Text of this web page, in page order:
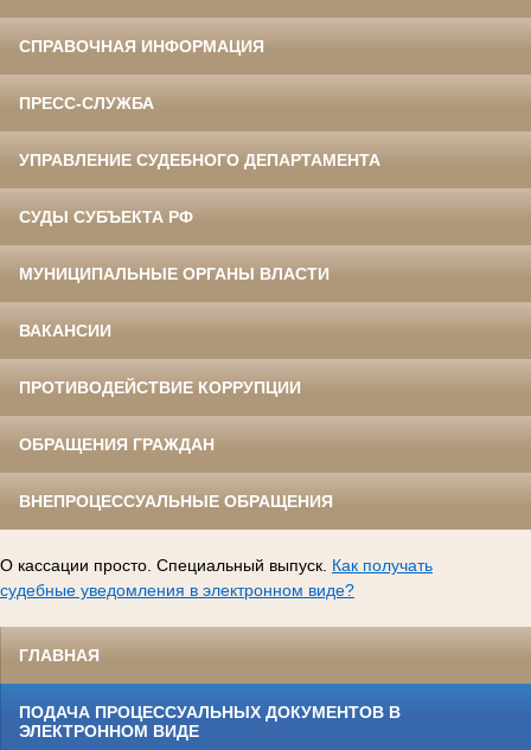
СПРАВОЧНАЯ ИНФОРМАЦИЯ
ПРЕСС-СЛУЖБА
УПРАВЛЕНИЕ СУДЕБНОГО ДЕПАРТАМЕНТА
СУДЫ СУБЪЕКТА РФ
МУНИЦИПАЛЬНЫЕ ОРГАНЫ ВЛАСТИ
ВАКАНСИИ
ПРОТИВОДЕЙСТВИЕ КОРРУПЦИИ
ОБРАЩЕНИЯ ГРАЖДАН
ВНЕПРОЦЕССУАЛЬНЫЕ ОБРАЩЕНИЯ
О кассации просто. Специальный выпуск. Как получать
судебные уведомления в электронном виде?
ГЛАВНАЯ
ПОДАЧА ПРОЦЕССУАЛЬНЫХ ДОКУМЕНТОВ В
ЭЛЕКТРОННОМ ВИДЕ